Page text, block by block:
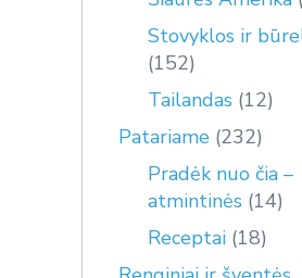
Stovyklos ir
(152)
Tailandas (12)
Patariame (232)
Pradėk nuo čia –
atmintinės (14)
Receptai (18)